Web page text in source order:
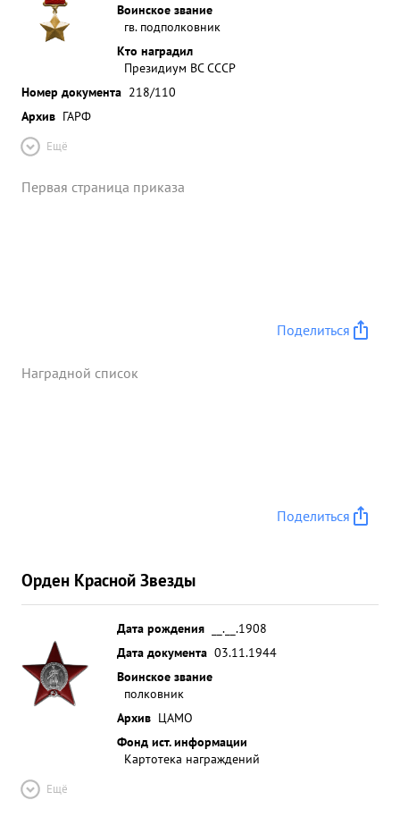
Воинское звание
гв. подполковник
Кто наградил
Президиум ВС СССР
Номер документа 218/110
Архив ГАРФ
Ещё
Первая страница приказа
Поделиться
Наградной список
Поделиться
Орден Красной Звезды
Дата рождения
__.__.1908
Дата документа 03.11.1944
Воинское звание
полковник
Архив ЦАМО
Фонд ист. информации
Картотека награждений
Ещё